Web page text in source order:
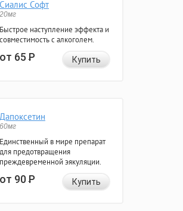
Сиалис Софт
20мг
Быстрое наступление эффекта и
совместимость с алкоголем.
от 65Р Купить
Дапоксетин
60мг
Единственный в мире препарат
для предотвращения
преждевременной эякуляции.
от 90Р Купить